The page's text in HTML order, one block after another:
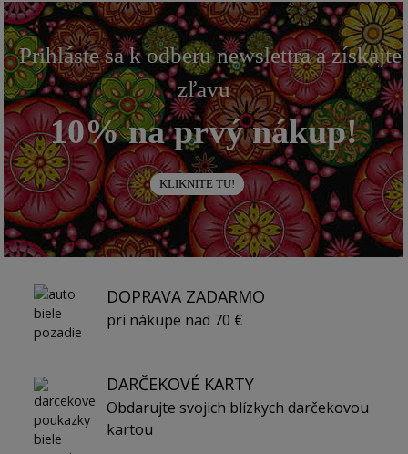
Prihláste sa k odberu newslettra a získajte
zľavu
10% na prvý nákup!
KLIKNITE TU!
DOPRAVA ZADARMO
pri nákupe nad 70 €
DARČEKOVÉ KARTY
Obdarujte svojich blízkych darčekovou
kartou